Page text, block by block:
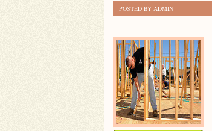
POSTED BY ADMIN